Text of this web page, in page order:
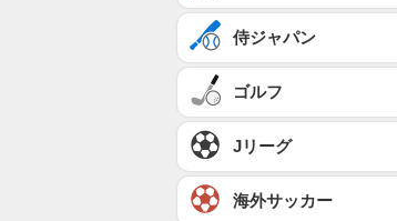
侍ジャパン
ゴルフ
Jリーグ
海外サッカー